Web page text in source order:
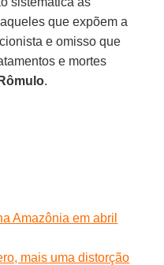
que expõem a
e omisso que
e mortes
Rômulo.
Amazônia em abril
mais uma distorção